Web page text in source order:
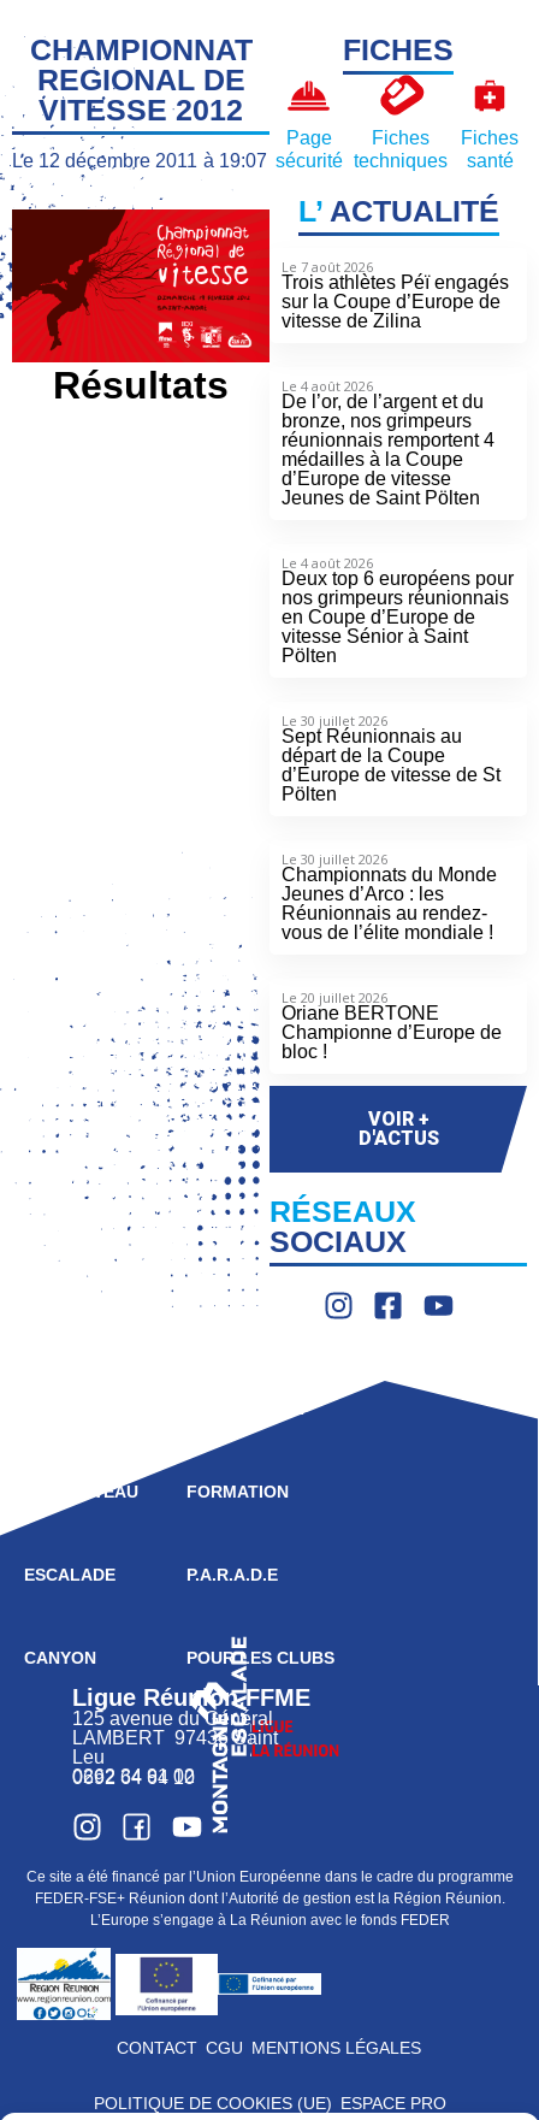
CHAMPIONNAT
REGIONAL DE
VITESSE 2012
Le 12 décembre 2011 à 19:07
Résultats
FICHES
Page
sécurité
Fiches
techniques
Fiches
santé
L’ACTUALITÉ
Le 7 août 2026
Trois athlètes Péï engagés
sur la Coupe d’Europe de
vitesse de Zilina
Le 4 août 2026
De l’or, de l’argent et du
bronze, nos grimpeurs
réunionnais remportent 4
médailles à la Coupe
d’Europe de vitesse
Jeunes de Saint Pölten
Le 4 août 2026
Deux top 6 européens pour
nos grimpeurs réunionnais
en Coupe d’Europe de
vitesse Sénior à Saint
Pölten
Le 30 juillet 2026
Sept Réunionnais au
départ de la Coupe
d’Europe de vitesse de St
Pölten
Le 30 juillet 2026
Championnats du Monde
Jeunes d’Arco : les
Réunionnais au rendez-
vous de l’élite mondiale !
Le 20 juillet 2026
Oriane BERTONE
Championne d’Europe de
bloc !
VOIR +
D'ACTUS
RÉSEAUX
SOCIAUX
HAUT NIVEAU
ESCALADE
CANYON
FORMATION
P.A.R.A.D.E
POUR LES CLUBS
Ligue Réunion FFME
125 avenue du Général
LAMBERT 97436 Saint
Leu
0262 34 91 02
0692 64 64 10
Ce site a été financé par l’Union Européenne dans le cadre du programme
FEDER-FSE+ Réunion dont l’Autorité de gestion est la Région Réunion.
L’Europe s’engage à La Réunion avec le fonds FEDER
CONTACT CGU MENTIONS LÉGALES
POLITIQUE DE COOKIES (UE) ESPACE PRO